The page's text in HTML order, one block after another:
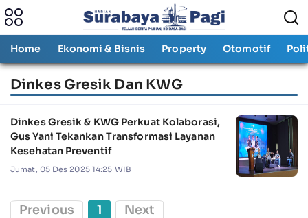
Home Ekonomi & Bisnis Property Otomotif
Dinkes Gresik Dan KWG
Dinkes Gresik & KWG Perkuat Kolaborasi,
Gus Yani Tekankan Transformasi Layanan
Kesehatan Preventif
Jumat, 05 Des 2025 14:25 WIB
Previous 1 Next